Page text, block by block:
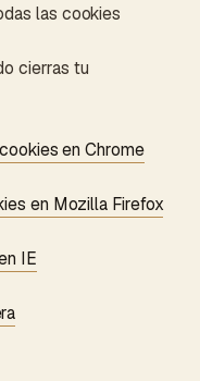
las cookies
cierras tu
en Chrome
en Mozilla Firefox
IE